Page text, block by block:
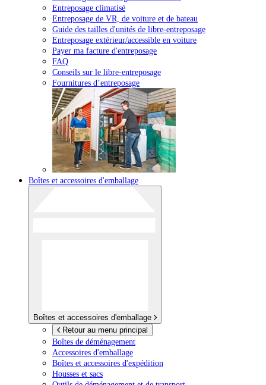
Entreposage climatisé
Entreposage de VR, de voiture et de bateau
Guide des tailles d'unités de libre-entreposage
Entreposage extérieur/accessible en voiture
Payer ma facture d'entreposage
FAQ
Conseils sur le libre-entreposage
Fournitures d’entreposage
Boîtes et accessoires d'emballage
Boîtes et accessoires d'emballage
Retour au menu principal
Boîtes de déménagement
Accessoires d'emballage
Boîtes et accessoires d'expédition
Housses et sacs